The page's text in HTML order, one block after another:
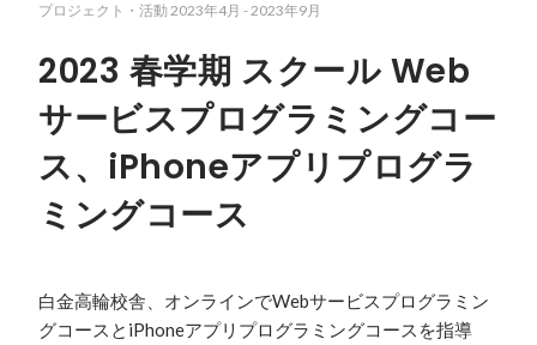
プロジェクト・活動 2023年4月 -2023年9月
2023 春学期 スクール Web
サービスプログラミングコー
ス、iPhoneアプリプログラ
ミングコース
白金高輪校舎、オンラインでWebサービスプログラミン
グコースとiPhoneアプリプログラミングコースを指導